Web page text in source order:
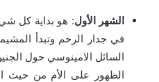
الشهر الأول: هو بداية كل
في جدار الرحم وتبدأ
السائل الامينوسي حول
الظهور على الأم من حيث